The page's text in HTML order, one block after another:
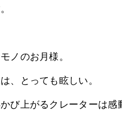
ノのお月様。
、とっても眩しい。
び上がるクレーターは感